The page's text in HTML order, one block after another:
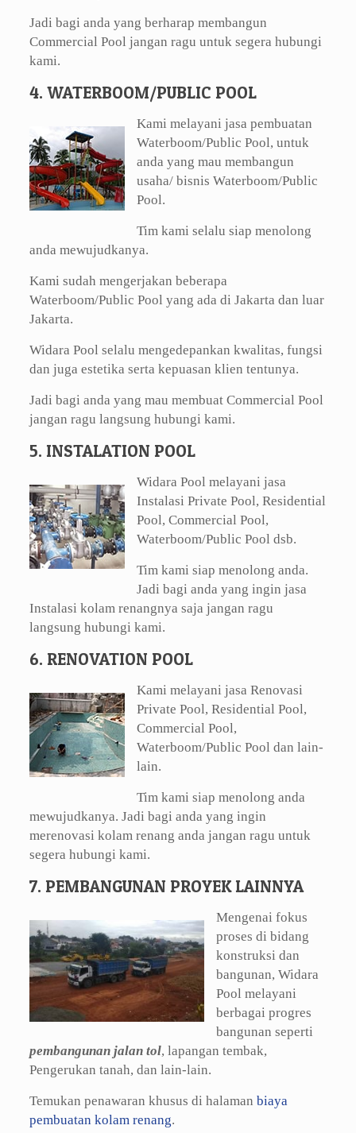
Jadi bagi anda yang berharap membangun
Commercial Pool jangan ragu untuk segera hubungi
kami.
4. WATERBOOM/PUBLIC POOL
Kami melayani jasa pembuatan
Waterboom/Public Pool, untuk
anda yang mau membangun
usaha/ bisnis Waterboom/Public
Pool.
Tim kami selalu siap menolong
anda mewujudkanya.
Kami sudah mengerjakan beberapa
Waterboom/Public Pool yang ada di Jakarta dan luar
Jakarta.
Widara Pool selalu mengedepankan kwalitas, fungsi
dan juga estetika serta kepuasan klien tentunya.
Jadi bagi anda yang mau membuat Commercial Pool
jangan ragu langsung hubungi kami.
5. INSTALATION POOL
Widara Pool melayani jasa
Instalasi Private Pool, Residential
Pool, Commercial Pool,
Waterboom/Public Pool dsb.
Tim kami siap menolong anda.
Jadi bagi anda yang ingin jasa
Instalasi kolam renangnya saja jangan ragu
langsung hubungi kami.
6. RENOVATION POOL
Kami melayani jasa Renovasi
Private Pool, Residential Pool,
Commercial Pool,
Waterboom/Public Pool dan lain-
lain.
Tim kami siap menolong anda
mewujudkanya. Jadi bagi anda yang ingin
merenovasi kolam renang anda jangan ragu untuk
segera hubungi kami.
7. PEMBANGUNAN PROYEK LAINNYA
Mengenai fokus
proses di bidang
konstruksi dan
bangunan, Widara
Pool melayani
berbagai progres
bangunan seperti
pembangunan jalan tol, lapangan tembak,
Pengerukan tanah, dan lain-lain.
Temukan penawaran khusus di halaman biaya
pembuatan kolam renang.